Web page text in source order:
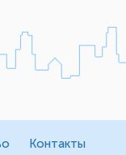
Контакты